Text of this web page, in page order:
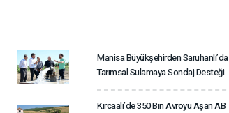
Manisa Büyükşehirden Saruhanlı’da
Tarımsal Sulamaya Sondaj Desteği
Kırcaali’de 350 Bin Avroyu Aşan AB